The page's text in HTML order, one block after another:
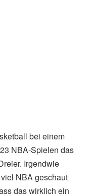
bei einem
NBA-Spielen das
Irgendwie
NBA geschaut
das wirklich ein